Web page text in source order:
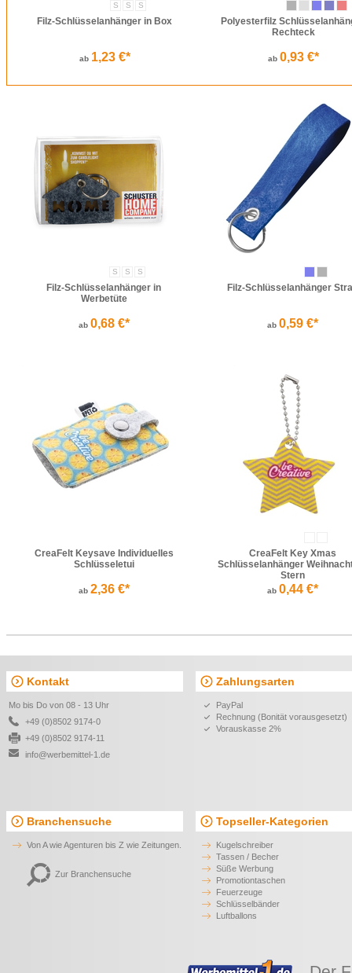
S S S
Filz-Schlüsselanhänger in Box
ab 1,23 €*
Polyesterfilz
Rechteck
ab 0,93 €*
S S S
Filz-Schlüsselanhänger in
Werbetüte
ab 0,68 €*
Filz-Schlüsselanhänger
ab 0,59 €*
CreaFelt Keysave Individuelles
Schlüsseletui
ab 2,36 €*
CreaFelt Key Xmas
Schlüsselanhänger
Stern
ab 0,44 €*
Kontakt
Mo bis Do von 08 - 13 Uhr
+49 (0)8502 9174-0
+49 (0)8502 9174-11
info@werbemittel-1.de
Zahlungsarten
PayPal
Rechnung (Bonität vorausgesetzt)
Vorauskasse 2%
Branchensuche
Von A wie Agenturen bis Z wie Zeitungen.
Zur Branchensuche
Topseller-Kategorien
Kugelschreiber
Tassen / Becher
Süße Werbung
Promotiontaschen
Feuerzeuge
Schlüsselbänder
Luftballons